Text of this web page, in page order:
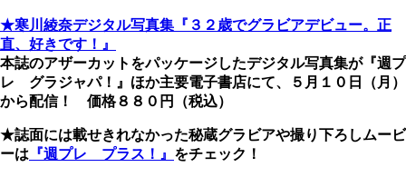
★寒川綾奈デジタル写真集『３２歳でグラビアデビュー。正
直、好きです！』
本誌のアザーカットをパッケージしたデジタル写真集が『週プ
レ グラジャパ！』ほか主要電子書店にて、５月１０日（月）
から配信！ 価格８８０円（税込）
★誌面には載せきれなかった秘蔵グラビアや撮り下ろしムービ
ーは 『週プレ プラス！』 をチェック！